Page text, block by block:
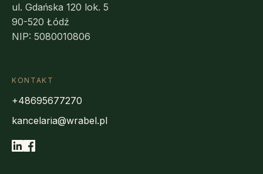
ul. Gdańska 120 lok. 5
90-520 Łódź
NIP: 5080010806
KONTAKT
+48695677270
kancelaria@wrabel.pl